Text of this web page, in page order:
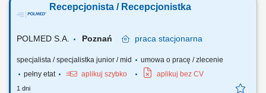
Sprawowanie bezpośredniego nadzoru nad bezbłędnym przepływem
pism oraz rekordów medycznych. Prowadzenie i systematyczna
Recepcjonista / Recepcjonistka
POLMED S.A. Poznań praca stacjonarna
specjalista / specjalistka junior / mid
umowa o pracę / zlecenie
pełny etat
aplikuj szybko aplikuj bez CV
1 dni